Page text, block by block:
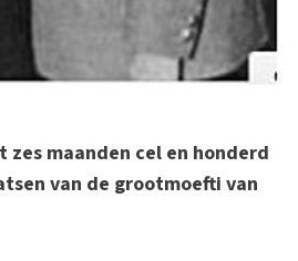
maanden cel en honderd
van de grootmoefti van